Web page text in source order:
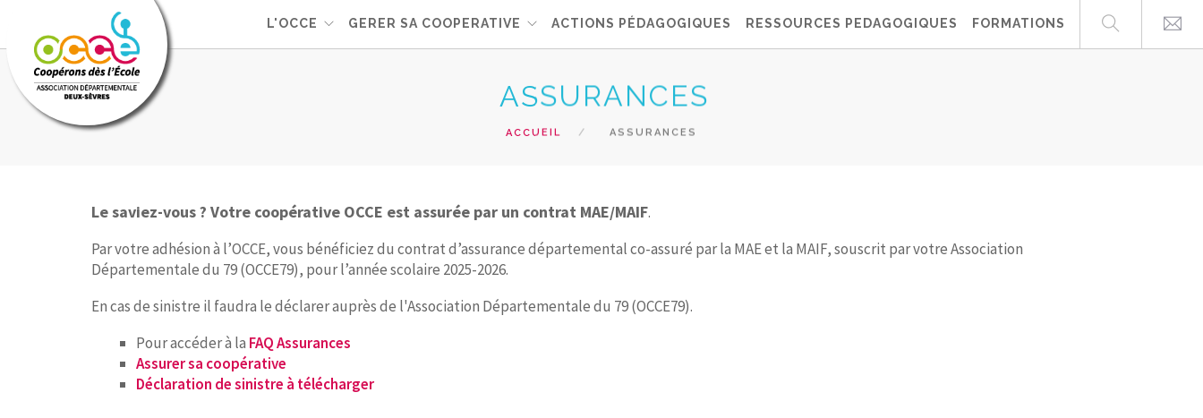
L'OCCE GERER SA COOPERATIVE ACTIONS PÉDAGOGIQUES RESSOURCES PEDAGOGIQUES FORMATIONS
ASSURANCES
ACCUEIL ASSURANCES
Le saviez-vous ? Votre coopérative OCCE est assurée par un contrat MAE/MAIF.
Par votre adhésion à l’OCCE, vous bénéficiez du contrat d’assurance départemental co-assuré par la MAE et la MAIF, souscrit par votre Association
Départementale du 79 (OCCE79), pour l’année scolaire 2025-2026.
En cas de sinistre il faudra le déclarer auprès de l'Association Départementale du 79 (OCCE79).
Pour accéder à la FAQ Assurances
Assurer sa coopérative
Déclaration de sinistre à télécharger